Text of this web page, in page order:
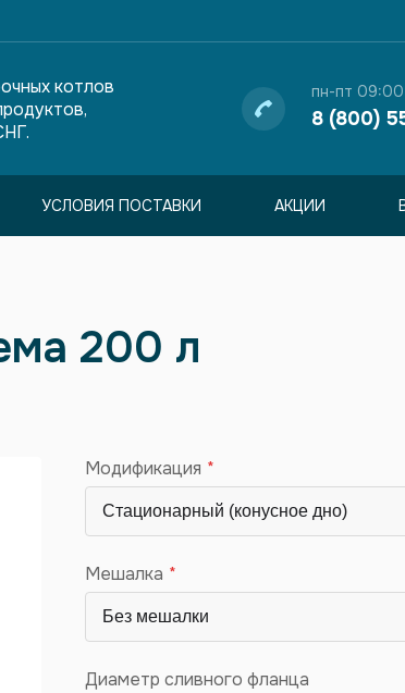
котлов
8 (800)
пн-пт
УСЛОВИЯ ПОСТАВКИ АКЦИИ
200 л
Модификация
Мешалка
Диаметр сливного фланца